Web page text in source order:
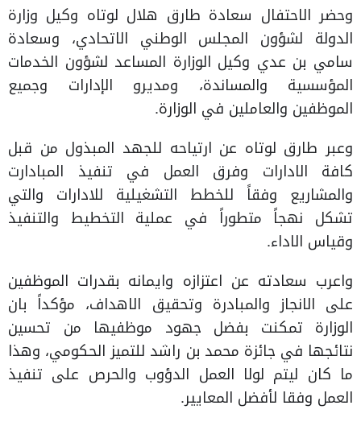
وحضر الاحتفال سعادة طارق هلال لوتاه وكيل وزارة
الدولة لشؤون المجلس الوطني الاتحادي، وسعادة
سامي بن عدي وكيل الوزارة المساعد لشؤون الخدمات
المؤسسية والمساندة، ومديرو الإدارات وجميع
الموظفين والعاملين في الوزارة.
وعبر طارق لوتاه عن ارتياحه للجهد المبذول من قبل
كافة الادارات وفرق العمل في تنفيذ المبادارت
والمشاريع وفقاً للخطط التشغيلية للادارات والتي
تشكل نهجاً متطوراً في عملية التخطيط والتنفيذ
وقياس الاداء.
واعرب سعادته عن اعتزازه وايمانه بقدرات الموظفين
على الانجاز والمبادرة وتحقيق الاهداف، مؤكداً بان
الوزارة تمكنت بفضل جهود موظفيها من تحسين
نتائجها في جائزة محمد بن راشد للتميز الحكومي، وهذا
ما كان ليتم لولا العمل الدؤوب والحرص على تنفيذ
العمل وفقا لأفضل المعايير.